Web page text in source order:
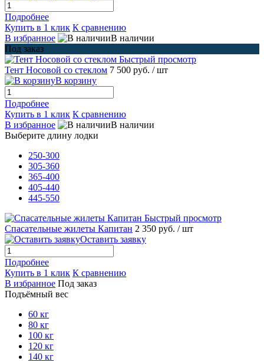
Подробнее
Купить в 1 клик К сравнению
В избранное
В наличии
Под заказ
Быстрый просмотр
Тент Носовой со стеклом 7 500 руб. / шт
В корзину
Подробнее
Купить в 1 клик К сравнению
В избранное
В наличии
Выберите длину лодки
250-300
305-360
365-400
405-440
445-550
Быстрый просмотр
Спасательные жилеты Капитан 2 350 руб. / шт
Оставить заявку
Подробнее
Купить в 1 клик К сравнению
В избранное Под заказ
Подъёмный вес
60 кг
80 кг
100 кг
120 кг
140 кг